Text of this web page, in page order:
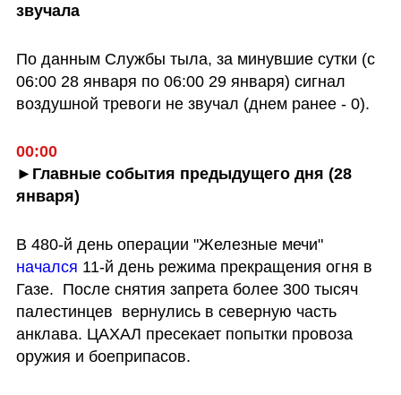
звучала
По данным Службы тыла, за минувшие сутки (с
06:00 28 января по 06:00 29 января) сигнал
воздушной тревоги не звучал (днем ранее - 0).
00:00
►Главные события предыдущего дня (28
января)
В 480-й день операции "Железные мечи"
начался 11-й день режима прекращения огня в
Газе.  После снятия запрета более 300 тысяч
палестинцев  вернулись в северную часть
анклава. ЦАХАЛ пресекает попытки провоза
оружия и боеприпасов.